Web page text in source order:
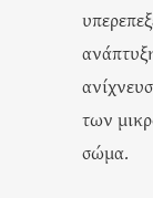
των
σώμα.